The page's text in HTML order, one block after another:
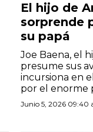
El hijo de
sorprende
su papá
Joe Baena, el
presume sus
incursiona en
por el enorme
Junio 5, 2026 09:40